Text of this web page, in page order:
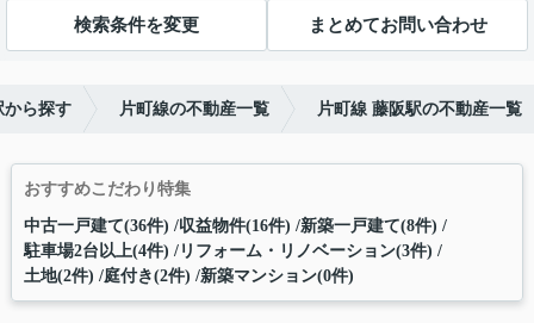
検索条件を変更 まとめてお問い合わせ
から探す 片町線の不動産一覧 片町線 藤阪駅の不動産一覧
おすすめこだわり特集
中古一戸建て(36件) 収益物件(16件) 新築一戸建て(8件)
駐車場2台以上(4件) リフォーム・リノベーション(3件)
土地(2件) 庭付き(2件) 新築マンション(0件)